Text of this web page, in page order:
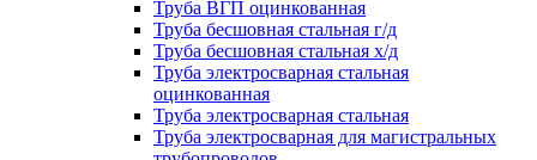
Труба ВГП оцинкованная
Труба бесшовная стальная г/д
Труба бесшовная стальная х/д
Труба электросварная стальная
оцинкованная
Труба электросварная стальная
Труба электросварная для магистральных